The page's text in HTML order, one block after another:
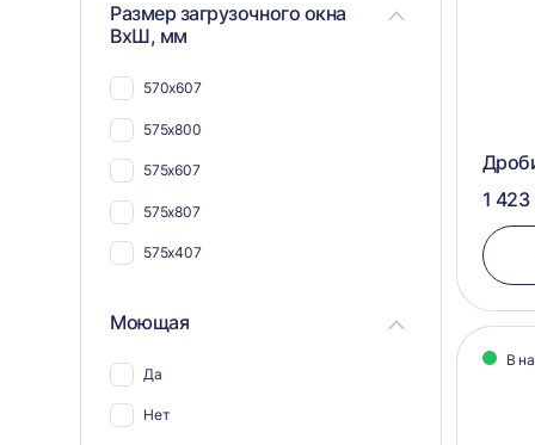
Для плат и радиодеталей
Для шпона
Для поддонов и паллет
Для труб
Размер загрузочного окна
ВхШ, мм
570х607
575х800
575х607
575х807
575х407
Моющая
Да
Нет
1
В